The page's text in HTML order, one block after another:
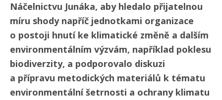
Náčelnictvu Junáka, aby hledalo přijatelnou
míru shody napříč jednotkami organizace
o postoji hnutí ke klimatické změně a dalším
environmentálním výzvám, například poklesu
biodiverzity, a podporovalo diskuzi
a přípravu metodických materiálů k tématu
environmentální šetrnosti a ochrany klimatu